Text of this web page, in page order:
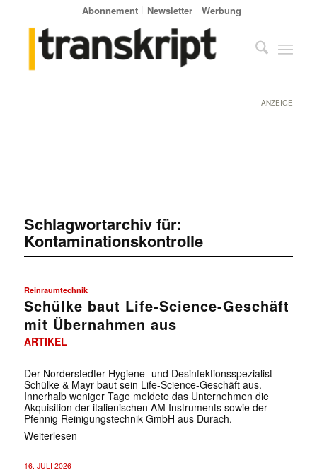
Abonnement Newsletter Werbung
ANZEIGE
Schlagwortarchiv für:
Kontaminationskontrolle
Reinraumtechnik
Schülke baut Life-Science-Geschäft
mit Übernahmen aus
ARTIKEL
Der Norderstedter Hygiene- und Desinfektionsspezialist
Schülke & Mayr baut sein Life-Science-Geschäft aus.
Innerhalb weniger Tage meldete das Unternehmen die
Akquisition der italienischen AM Instruments sowie der
Pfennig Reinigungstechnik GmbH aus Durach.
Weiterlesen
16. JULI 2026